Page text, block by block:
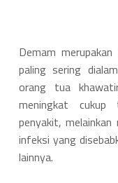
Demam
paling sering
orang tua
meningkat cukup
penyakit,
infeksi yang
lainnya.